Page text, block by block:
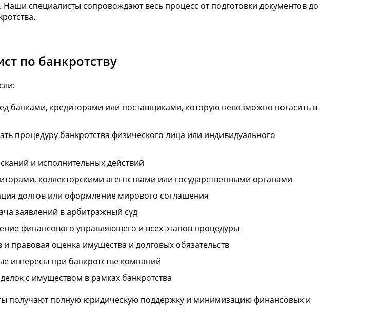
специалисты сопровождают весь процесс от подготовки документов до
по банкротству
банками, кредиторами или поставщиками, которую невозможно погасить в
процедуру банкротства физического лица или индивидуального
и исполнительных действий
коллекторскими агентствами или государственными органами
долгов или оформление мирового соглашения
заявлений в арбитражный суд
финансового управляющего и всех этапов процедуры
и правовая оценка имущества и долговых обязательств
интересы при банкротстве компаний
с имуществом в рамках банкротства
получают полную юридическую поддержку и минимизацию финансовых и